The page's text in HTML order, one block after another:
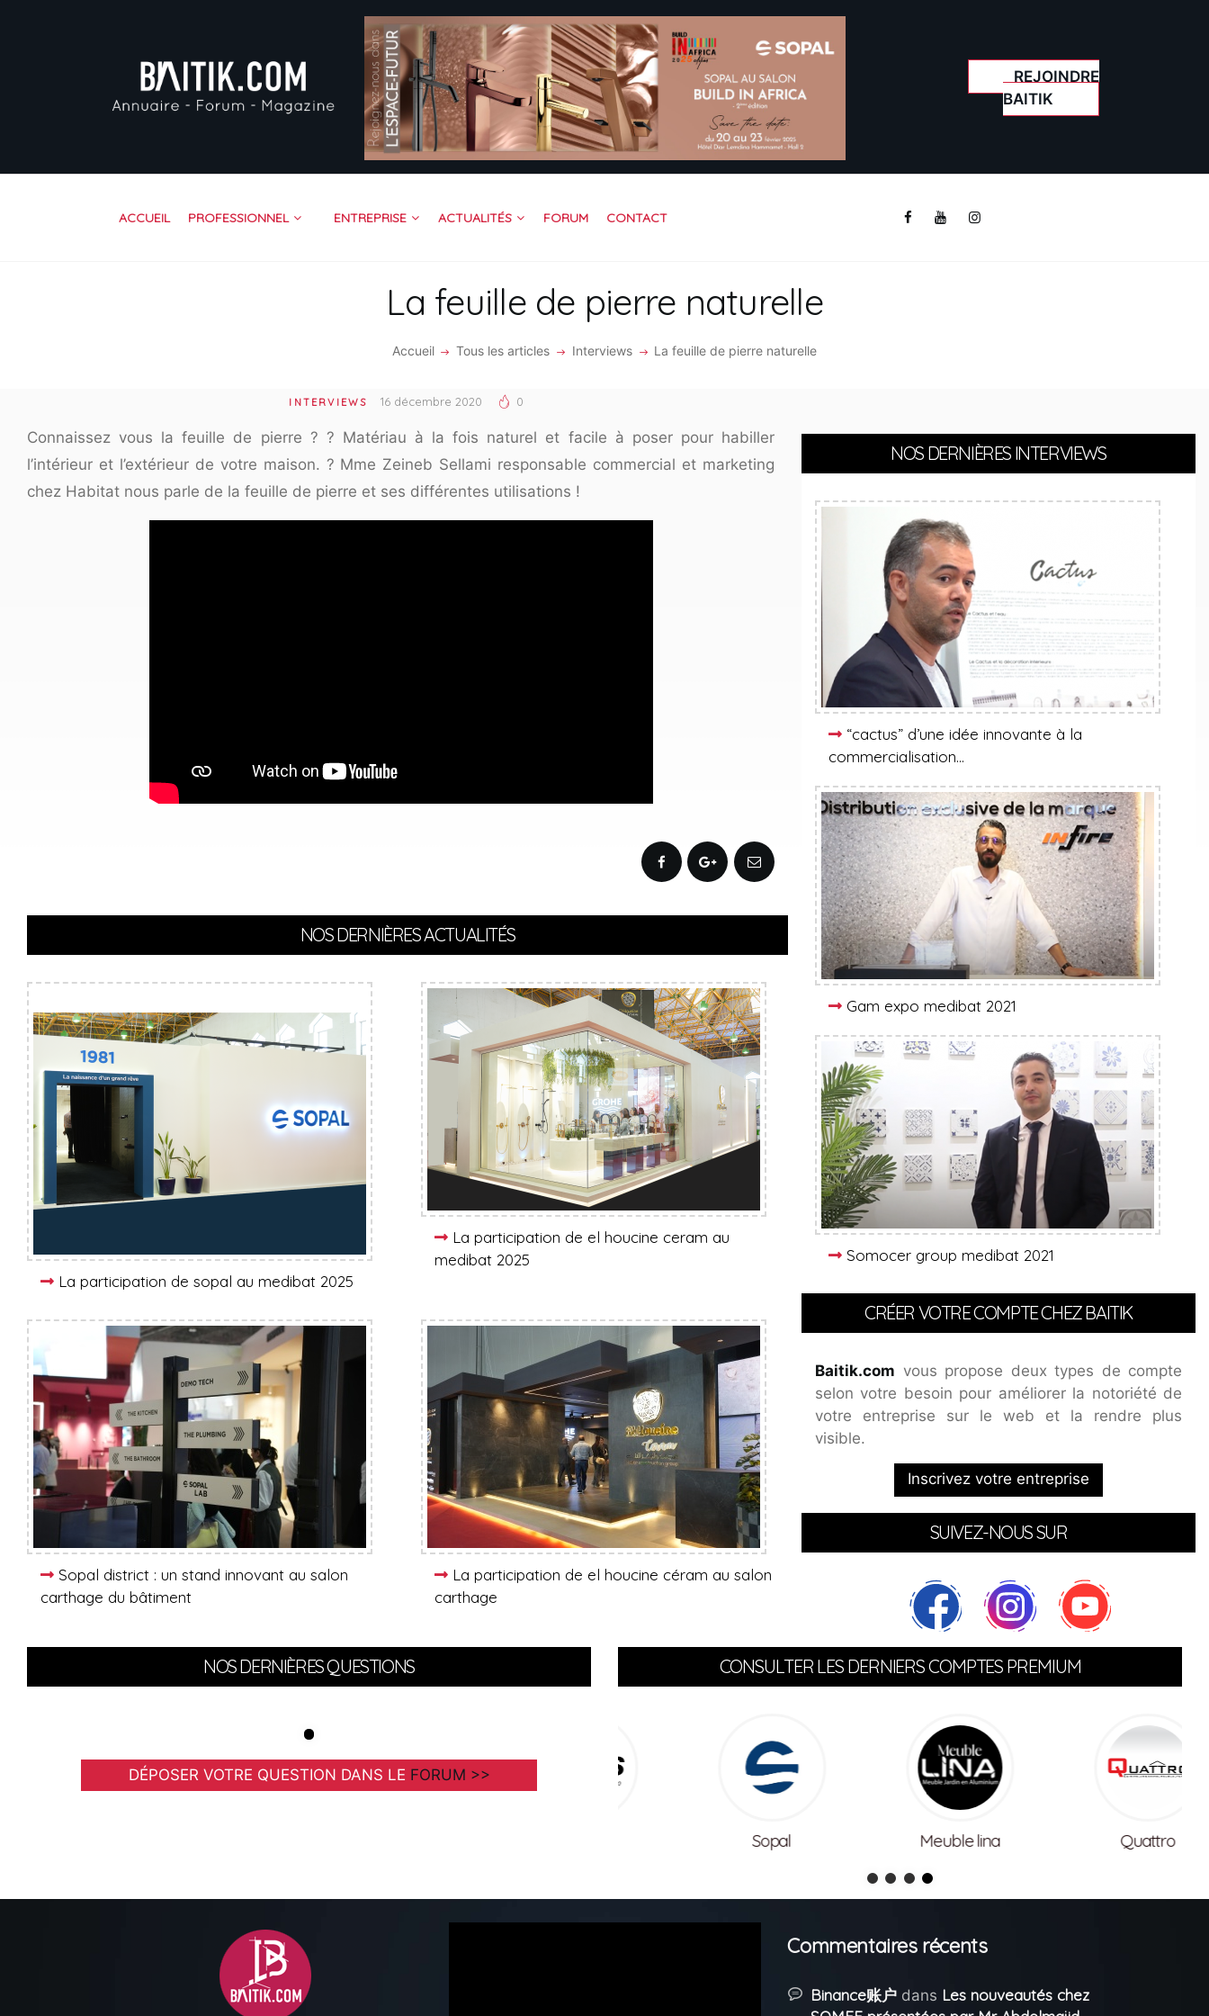
REJOINDRE
BAITIK
ACCUEIL PROFESSIONNEL ENTREPRISE ACTUALITÉS FORUM CONTACT
La feuille de pierre naturelle
Accueil Tous les articles Interviews La feuille de pierre naturelle
ACCUEIL
PROFESSIONNEL
ENTREPRISE
VIDÉOS
FORUM
REJOINDRE BAITIK
INTERVIEWS 16 décembre 2020 0
Connaissez vous la feuille de pierre ? ? Matériau à la fois naturel et facile à poser pour habiller
l’intérieur et l’extérieur de votre maison. ? Mme Zeineb Sellami responsable commercial et marketing
chez Habitat nous parle de la feuille de pierre et ses différentes utilisations !
NOS DERNIÈRES ACTUALITÉS
La participation de sopal au medibat 2025
La participation de el houcine ceram au
medibat 2025
Sopal district : un stand innovant au salon
carthage du bâtiment
La participation de el houcine céram au salon
carthage
NOS DERNIÈRES INTERVIEWS
“cactus” d’une idée innovante à la
commercialisation…
Gam expo medibat 2021
Somocer group medibat 2021
CRÉER VOTRE COMPTE CHEZ BAITIK
Baitik.com vous propose deux types de compte
selon votre besoin pour améliorer la notoriété de
votre entreprise sur le web et la rendre plus
visible.
Inscrivez votre entreprise
SUIVEZ-NOUS SUR
NOS DERNIÈRES QUESTIONS
DÉPOSER VOTRE QUESTION DANS LE FORUM >>
CONSULTER LES DERNIERS COMPTES PREMIUM
Meuble lina
Commentaires récents
Binance账户 dans Les nouveautés chez